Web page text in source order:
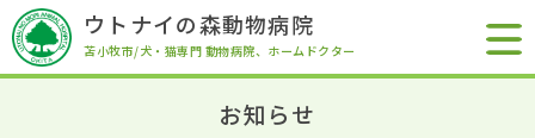
ウトナイの森動物病院
苫小牧市/犬・猫専門 動物病院、ホームドクター
お知らせ